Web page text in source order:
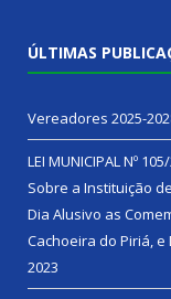
ÚLTIMAS
Vereadores 2025-
LEI MUNICIPAL Nº
Sobre a Instituição
Dia Alusivo as
Cachoeira do Piriá,
2023